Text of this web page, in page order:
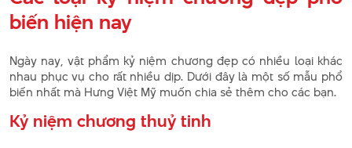
biến hiện nay
Ngày nay, vật phẩm kỷ niệm chương đẹp có nhiều loại khác
nhau phục vụ cho rất nhiều dịp. Dưới đây là một số mẫu phổ
biến nhất mà Hưng Việt Mỹ muốn chia sẻ thêm cho các bạn.
Kỷ niệm chương thuỷ tinh